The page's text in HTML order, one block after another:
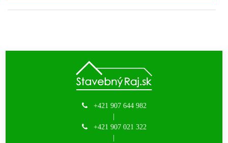
+421 907 644 982
+421 907 021 322